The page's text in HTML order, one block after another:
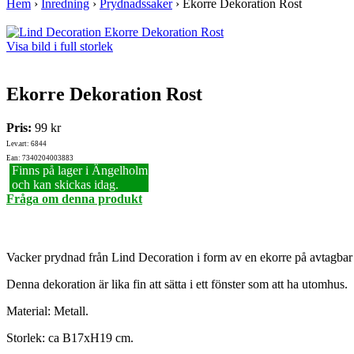
Hem › Inredning › Prydnadssaker› Ekorre Dekoration Rost
Visa bild i full storlek
Ekorre Dekoration Rost
Pris: 99 kr
Lev.art: 6844
Ean: 7340204003883
Finns på lager i Ängelholm
och kan skickas idag.
Fråga om denna produkt
Vacker prydnad från Lind Decoration i form av en ekorre på
Denna dekoration är lika fin att sätta i ett fönster som att ha utomhus.
Material: Metall.
Storlek: ca B17xH19 cm.